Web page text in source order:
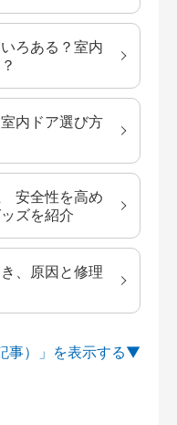
ろある？室内
内ドア選び方
安全性を高め
ズを紹介
、原因と修理
事）」を